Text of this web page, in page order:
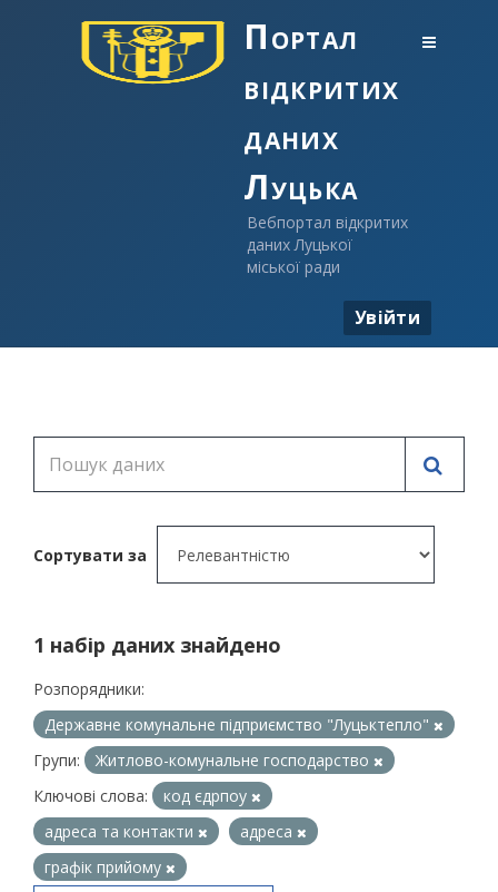
Портал
відкритих
даних
Луцька
Вебпортал відкритих
даних Луцької
міської ради
Увійти
Сортувати за
1 набір даних знайдено
Розпорядники:
Державне комунальне підприємство "Луцьктепло"
Групи:
Житлово-комунальне господарство
Ключові слова:
код єдрпоу
адреса та контакти
адреса
графік прийому